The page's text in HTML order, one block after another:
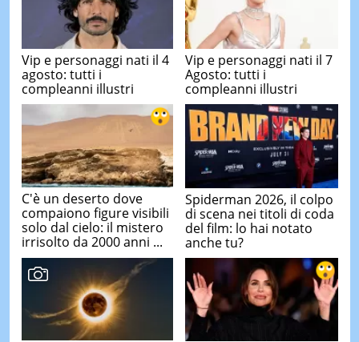
Vip e personaggi nati il 4
agosto: tutti i
compleanni illustri
Vip e personaggi nati il 7
Agosto: tutti i
compleanni illustri
C'è un deserto dove
compaiono figure visibili
solo dal cielo: il mistero
irrisolto da 2000 anni ...
Spiderman 2026, il colpo
di scena nei titoli di coda
del film: lo hai notato
anche tu?